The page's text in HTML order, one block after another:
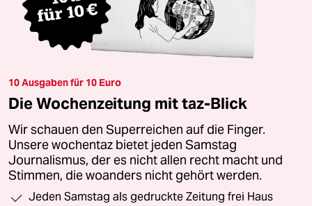
10 Ausgaben für 10 Euro
Die Wochenzeitung mit taz-Blick
Wir schauen den Superreichen auf die Finger.
Unsere wochentaz bietet jeden Samstag
Journalismus, der es nicht allen recht macht und
Stimmen, die woanders nicht gehört werden.
Jeden Samstag als gedruckte Zeitung frei Haus